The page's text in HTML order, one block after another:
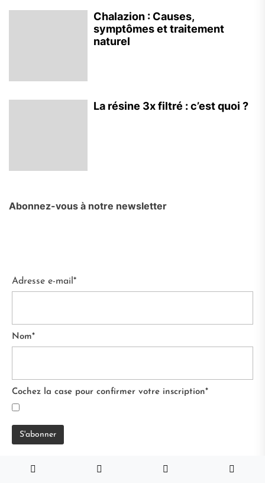
Chalazion : Causes,
symptômes et traitement
naturel
La résine 3x filtré : c’est quoi ?
Abonnez-vous à notre newsletter
Adresse e-mail*
Nom*
Cochez la case pour confirmer votre inscription*